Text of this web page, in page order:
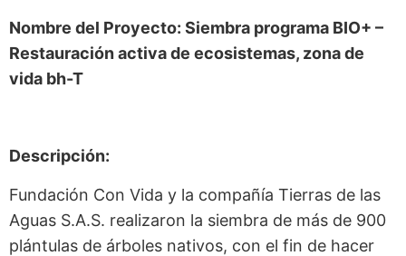
Nombre del Proyecto: Siembra programa BIO+ –
Restauración activa de ecosistemas, zona de
vida bh-T
Descripción:
Fundación Con Vida y la compañía Tierras de las
Aguas S.A.S. realizaron la siembra de más de 900
plántulas de árboles nativos, con el fin de hacer